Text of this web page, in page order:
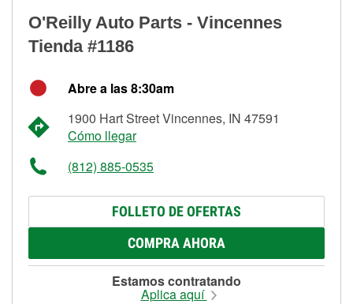
O'Reilly Auto Parts - Vincennes
Tienda #1186
Abre a las 8:30am
1900 Hart Street Vincennes, IN 47591
Cómo llegar
(812) 885-0535
FOLLETO DE OFERTAS
COMPRA AHORA
Estamos contratando
Aplica aquí